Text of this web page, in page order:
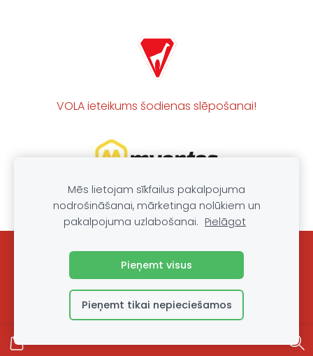
VOLA ieteikums šodienas slēpošanai!
Sīkdatnes
Mēs lietojam sīkfailus pakalpojuma
nodrošināšanai, mārketinga nolūkiem un
pakalpojuma uzlabošanai. Pielāgot
Pieņemt visus
Pieņemt tikai nepieciešamos